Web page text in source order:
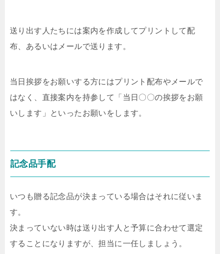
送り出す人たちには案内を作成してプリントして配
布、あるいはメールで送ります。
当日挨拶をお願いする方にはプリント配布やメールで
はなく、直接案内を持参して「当日〇〇の挨拶をお願
いします」といったお願いをします。
記念品手配
いつも贈る記念品が決まっている場合はそれに従いま
す。
決まっていない時は送り出す人と予算に合わせて選定
することになりますが、担当に一任しましょう。